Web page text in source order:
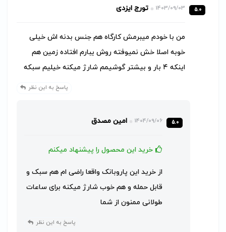
5.0
1403/09/03 تورج ایزدی
من با خودم میبرمش کارگاه هم جنس بدنه اش خیلی
خوبه اصلا خش نمیوفته روش یبارم افتاده زمین هم
اینکه ۴ بار و بیشتر گوشیمم شارژ میکنه خیلیم سبکه
پاسخ به این نظر
5.0
1404/09/06 امین مصدق
خرید این محصول را پیشنهاد میکنم
از خرید این پاروبانک واقعا راضی ام هم سبک و
قابل حمله و هم خوب شارژ میکنه برای ساعات
طولانی ممنون از شما
پاسخ به این نظر